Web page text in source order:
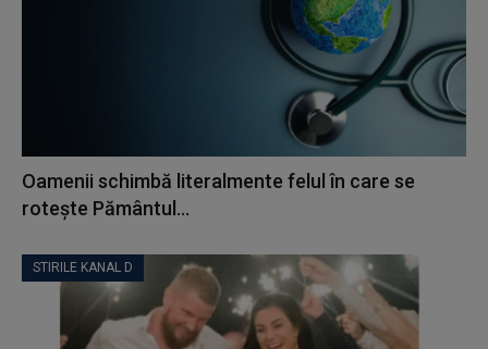
Oamenii schimbă literalmente felul în care se
rotește Pământul...
STIRILE KANAL D